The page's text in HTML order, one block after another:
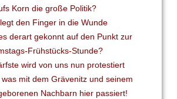
Korn die große Politik?
den Finger in die Wunde
derart gekonnt auf den Punkt zur
Frühstücks-Stunde?
wird von uns nun protestiert
mit dem Grävenitz und seinem
Nachbarn hier passiert!